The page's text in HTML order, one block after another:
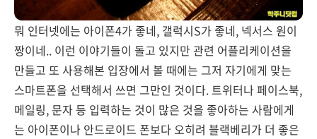
뭐 인터넷에는 아이폰4가 좋네, 갤럭시S가 좋네, 넥서스 원이
짱이네.. 이런 이야기들이 돌고 있지만 관련 어플리케이션을
만들고 또 사용해본 입장에서 볼 때에는 그저 자기에게 맞는
스마트폰을 선택해서 쓰면 그만인 것이다. 트위터나 페이스북,
메일링, 문자 등 입력하는 것이 많은 것을 좋아하는 사람에게
는 아이폰이나 안드로이드 폰보다 오히려 블랙베리가 더 좋은